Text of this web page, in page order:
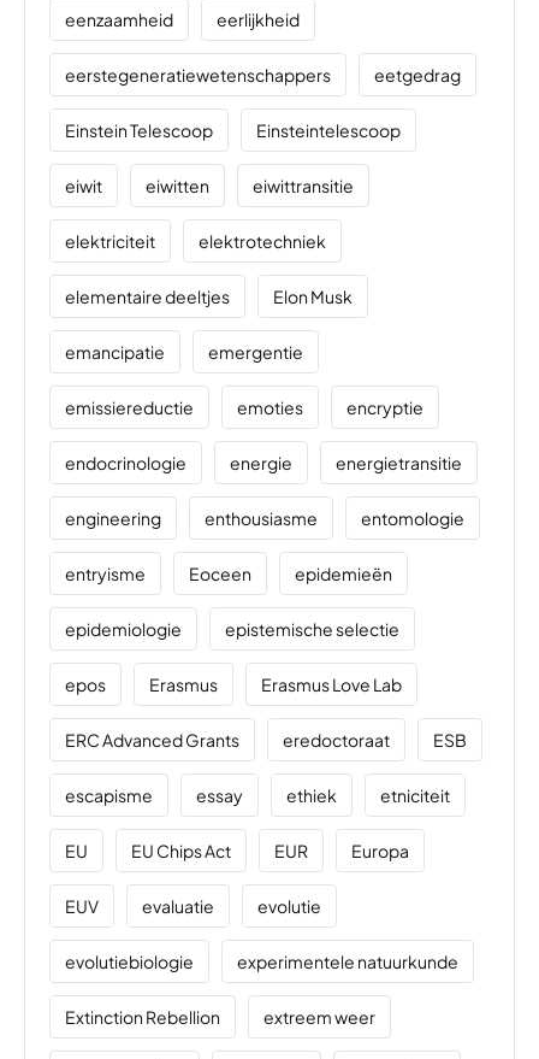
eenzaamheid eerlijkheid
eerstegeneratiewetenschappers eetgedrag
Einstein Telescoop Einsteintelescoop
eiwit eiwitten eiwittransitie
elektriciteit elektrotechniek
elementaire deeltjes Elon Musk
emancipatie emergentie
emissiereductie emoties encryptie
endocrinologie energie energietransitie
engineering enthousiasme entomologie
entryisme Eoceen epidemieën
epidemiologie epistemische selectie
epos Erasmus Erasmus Love Lab
ERC Advanced Grants eredoctoraat ESB
escapisme essay ethiek etniciteit
EU EU Chips Act EUR Europa
EUV evaluatie evolutie
evolutiebiologie experimentele natuurkunde
Extinction Rebellion extreem weer